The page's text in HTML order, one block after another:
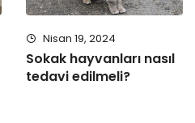
Nisan 19, 2024
Sokak hayvanları nasıl
tedavi edilmeli?